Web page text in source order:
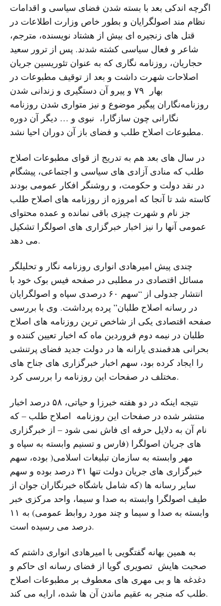
اگرچه اندکی بعد با بسته شدن فضای سیاسی و اقدامات
نظام مند اصولگرایان و بطور خاص وزارت اطلاعات در
قتل های زنجیره ای بیش از هشتاد نویسنده، مترجم،
شاعر و فعال سیاسی کشته شدند. پس از ترور سعید
حجاریان، روزنامه نگاری که به عنوان تئوریسین جریان
اصلاحات شهرت داشت و بعد از توقیف مطبوعات در
بهار ۷۹ و پیرو آن دستگیری و زندانی شدن
روزنامه‌نگاران پیگیر موضوع و نیز متواری شدن روزنامه
نگارانی چون سازگارا، نبوی و … دیگر آن دوره
مطبوعات اصلاح طلب و فضای باز آن دوران احیا نشد.
در سال های بعد هم به تدریج از قوای مطبوعات اصلاح
طلب که منادی آزادی های سیاسی و اجتماعی، پیشگام
در نقد دولت و حکومت، و روشنگر افکار عمومی بودند
کاسته شد تا آنجا که امروزه از روزنامه های اصلاح طلب
جز نام و شهرت چیزی باقی نمانده و عمده محتوای
عمومی آنها را نیز اخبار خبرگزاری های اصولگرا تشکیل
می دهد.
چندی پیش امیرهادی انواری روزنامه نگار و تحلیلگر
مسائل اقتصادی در مطلبی در صفحه فیس بوک خود با
انتشار جدولی از “سهم ۶۰ درصدی سپاه و اصولگرایان
در رسانه اصلاح طلبان” پرده پرداشت. وی با بررسی
صفحه اقتصادی یکی از شاخص ترین روزنامه های اصلاح
طلبان در نیمه دوم فروردین ماه که اخبار تعیین کننده و
بحرانی هدفمندی یارانه ها در دولت جدید فضای پرتنشی
را ایجاد کرده بود، سهم اخبار خبرگزاری های جناح های
مختلف در صفحات این روزنامه را بررسی کرد.
نتیجه اینکه در دو هفته خبرزا و حیاتی، ۵۸ درصد اخبار
منتشر شده در صفحات این روزنامه اصلاح طلب – که
نام آن به دلایل حرفه ای فاش نمی شود – از خبرگزاری
های جریان اصولگرا (فارس و تسنیم وابسته به سپاه و
مهر وابسته به سازمان تبلیغات اسلامی( بوده، سهم
خبرگزاری های جریان دولت تنها ۳۱ درصد بوده و سهم
سایر رسانه ها (که شامل باشگاه خبرنگاران جوان از
طیف اصولگرا وابسته به صدا و سیما، واحد مرکزی خبر
وابسته به صدا و سیما و چند مورد روابط عمومی) به ۱۱
درصد می رسیده است.
به همین بهانه گفتگویی با امیرهادی انواری داشتم که
صحبت هایش تصویری گویا از فضای رسانه ای حاکم و
دغدغه ها و بی مهری های معطوف بر مطبوعات اصلاح
طلب که منجر به عقیم ماندن آن ها شده، ارایه می کند.